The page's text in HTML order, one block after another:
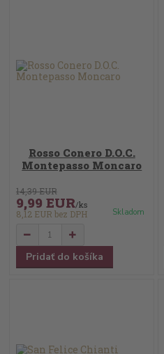
Rosso Conero D.O.C.
Montepasso Moncaro
14,39 EUR
9,99 EUR/ks
8,12 EUR bez DPH Skladom
Pridať do košíka